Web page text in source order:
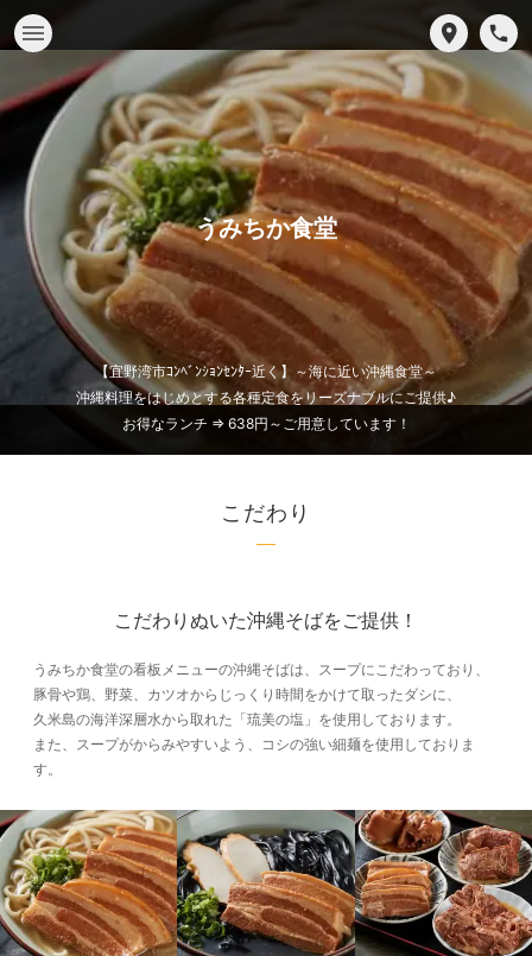
うみちか食堂
【宜野湾市ｺﾝﾍﾞﾝｼｮﾝｾﾝﾀｰ近く】～海に近い沖縄食堂～
沖縄料理をはじめとする各種定食をリーズナブルにご提供♪
お得なランチ ⇒ 638円～ご用意しています！
こだわり
こだわりぬいた沖縄そばをご提供！
うみちか食堂の看板メニューの沖縄そばは、スープにこだわっており、
豚骨や鶏、野菜、カツオからじっくり時間をかけて取ったダシに、
久米島の海洋深層水から取れた「琉美の塩」を使用しております。
また、スープがからみやすいよう、コシの強い細麺を使用しておりま
す。